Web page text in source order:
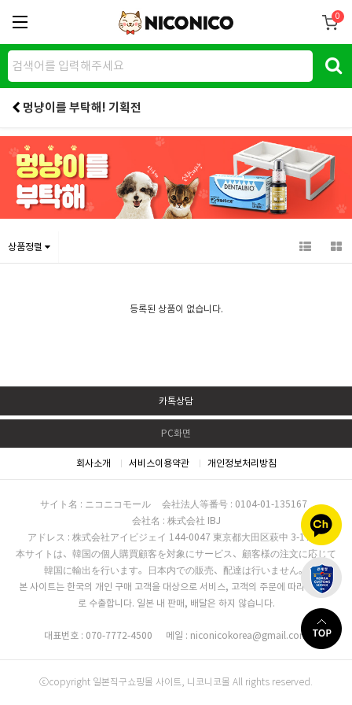
0
멍냥이를 부탁해! 기획전
상품정렬
등록된 상품이 없습니다.
카톡상담
PC화면
회사소개 서비스이용약관 개인정보처리방침
サイト名 : ニコニコモール
会社法人等番号 : 0104-01-135167
会社名 : 株式会社 IBJ
アドレス : 株式会社アイビジェイ 144-0047 東京都大田区萩中 3-17-16
本サイトは、韓国の個人購買顧客を対象にサービス、顧客様の注文に応じて
韓国に輸出を行います。日本内での販売、配達は行いません。
본 사이트는 한국의 개인 구매 고객을 대상으로 서비스, 고객의 주문에 따라 한국으
로 수출합니다. 일본 내 판매, 배달은 하지 않습니다.
대표번호 : 070-7772-4500 메일 : niconicokorea@gmail.com
ⓒcopyright 일본직구쇼핑몰 사이트, 니코니코몰 All rights reserved.